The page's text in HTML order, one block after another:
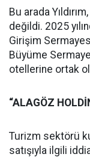
Bu arada
değildi. 2025
Girişim
Büyüme
otellerine ortak
“ALAGÖZ
Turizm sektörü
satışıyla ilgili